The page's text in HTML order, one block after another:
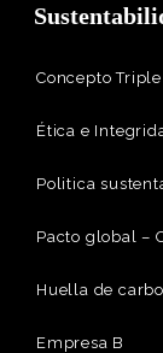
Concepto
Ética e
Politica
Pacto global –
Huella de
Empresa B